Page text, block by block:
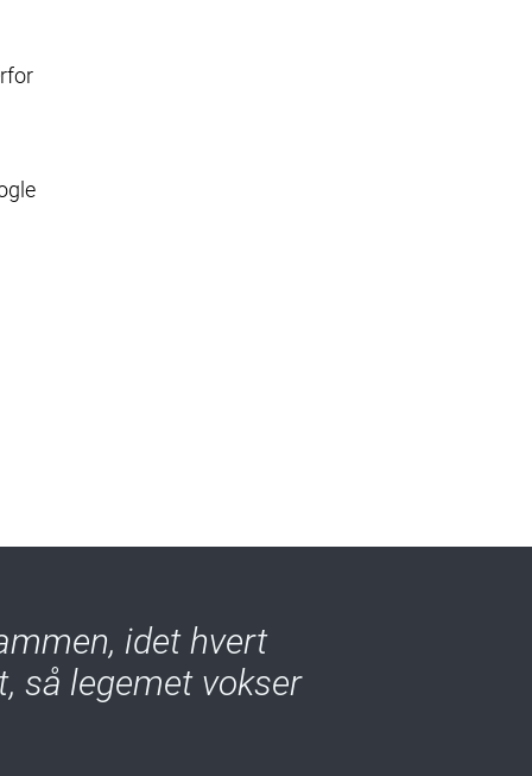
idet hvert
så legemet vokser